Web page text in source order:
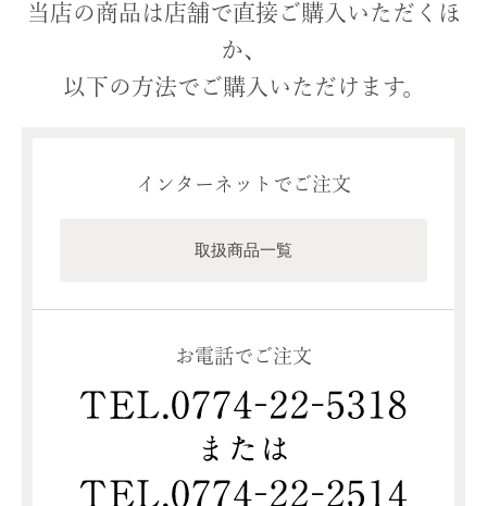
当店の商品は店舗で直接ご購入いただくほ
か、
以下の方法でご購入いただけます。
インターネットでご注文
取扱商品一覧
お電話でご注文